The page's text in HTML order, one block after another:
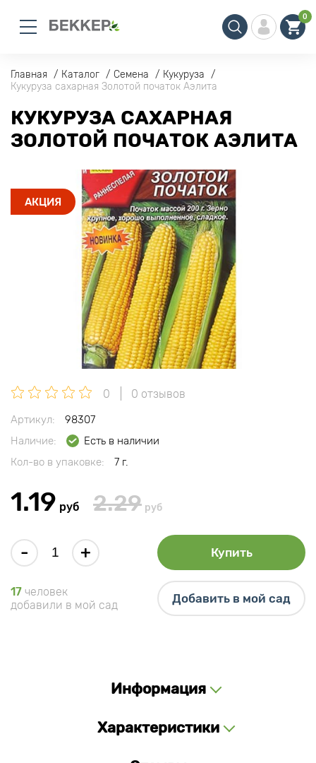
0
Главная Каталог Семена
Кукуруза
Кукуруза сахарная Золотой початок Аэлита
КУКУРУЗА САХАРНАЯ
ЗОЛОТОЙ ПОЧАТОК АЭЛИТА
АКЦИЯ
0 0 отзывов
Артикул:
98307
Наличие:
Есть в наличии
Кол-во в упаковке:
7 г.
1.19 руб 2.29 руб
- + Купить
17 человек
добавили в мой сад
Добавить в мой сад
Информация
Характеристики